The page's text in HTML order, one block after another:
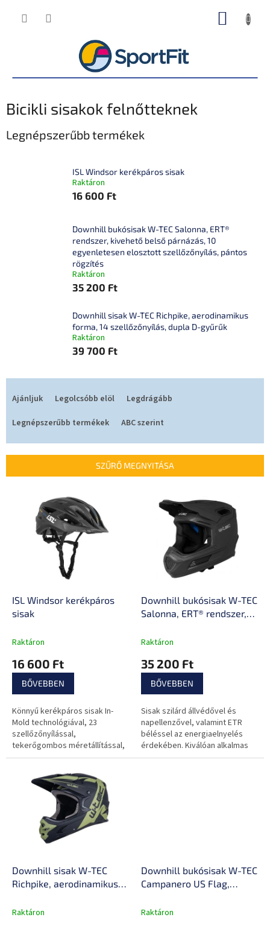
KOSÁR
Bicikli sisakok felnőtteknek
Legnépszerűbb termékek
ISL Windsor kerékpáros sisak
Raktáron
16 600 Ft
Downhill bukósisak W-TEC Salonna, ERT®
rendszer, kivehető belső párnázás, 10
egyenletesen elosztott szellőzőnyílás, pántos
rögzítés
Raktáron
35 200 Ft
Downhill sisak W-TEC Richpike, aerodinamikus
forma, 14 szellőzőnyílás, dupla D-gyűrűk
Raktáron
39 700 Ft
m
k
Ajánljuk Legolcsóbb elöl
Legdrágább
Legnépszerűbb termékek
ABC szerint
SZŰRŐ MEGNYITÁSA
ISL Windsor kerékpáros
sisak
Raktáron
16 600 Ft
BŐVEBBEN
Könnyű kerékpáros sisak In-
Mold technológiával, 23
szellőzőnyílással,
tekerőgombos méretállítással,
kivehető párnázással és
Kerékpározáshoz,
görkorcsolyázáshoz,...
Downhill bukósisak W-TEC
Salonna, ERT® rendszer,
10 egyenletesen elosztott
rögzítés
Raktáron
35 200 Ft
BŐVEBBEN
Sisak szilárd állvédővel és
napellenzővel, valamint ETR
béléssel az energiaelnyelés
érdekében. Kiválóan alkalmas
lesikló versenyszámokhoz.
Downhill sisak W-TEC
Richpike, aerodinamikus
dupla D-gyűrűk
Raktáron
Downhill bukósisak W-TEC
Campanero US Flag,
szellőzőnyílás, levehető
Raktáron